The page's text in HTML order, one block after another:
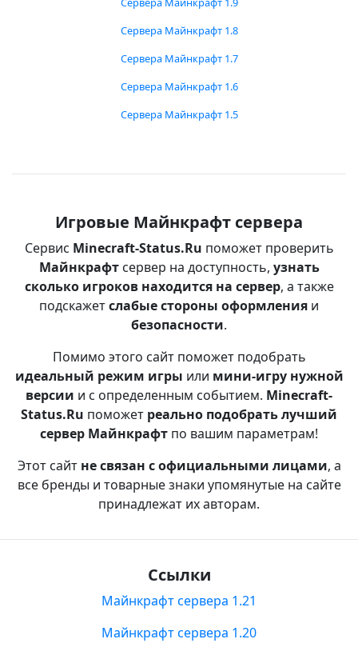
Сервера Майнкрафт 1.8
Сервера Майнкрафт 1.7
Сервера Майнкрафт 1.6
Сервера Майнкрафт 1.5
Игровые Майнкрафт сервера
Сервис Minecraft-Status.Ru поможет проверить
Майнкрафтсервер на доступность, узнать
сколько игроков находится на сервер, а также
подскажетслабые стороны оформления и
безопасности.
Помимо этого сайт поможет подобрать
идеальный режим игры или мини-игру нужной
версии и с определенным событием. Minecraft-
Status.Ru поможет реально подобрать лучший
сервер Майнкрафт по вашим параметрам!
Этот сайт не связан с официальными лицами, а
все бренды и товарные знаки упомянутые на сайте
принадлежат их авторам.
Ссылки
Майнкрафт сервера 1.21
Майнкрафт сервера 1.20